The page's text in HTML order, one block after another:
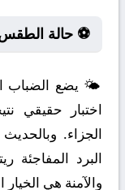
⚽ حالة الطقس
🌤️ يضع الضباب
اختبار حقيقي
الجزاء.
البرد المفاجئة
والآمنة هي